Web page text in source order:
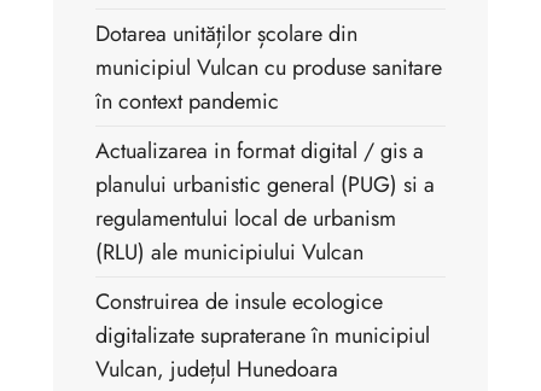
Dotarea unităților școlare din
municipiul Vulcan cu produse sanitare
în context pandemic
Actualizarea in format digital / gis a
planului urbanistic general (PUG) si a
regulamentului local de urbanism
(RLU) ale municipiului Vulcan
Construirea de insule ecologice
digitalizate supraterane în municipiul
Vulcan, județul Hunedoara